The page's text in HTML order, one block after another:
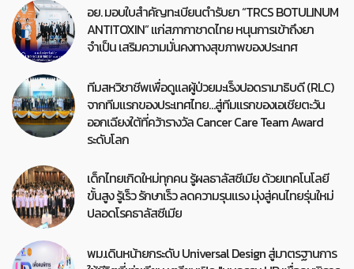
อย. มอบใบสำคัญทะเบียนตำรับยา “TRCS BOTULINUM
ANTITOXIN” แก่สภากาชาดไทย หนุนการเข้าถึงยา
จำเป็น เสริมความมั่นคงทางสุขภาพของประเทศ
ทีมสหวิชาชีพเพื่อดูแลผู้ป่วยมะเร็งปอดรามาธิบดี (RLC)
จากทีมแรกของประเทศไทย…สู่ทีมแรกของเอเชียตะวัน
ออกเฉียงใต้ที่คว้ารางวัล Cancer Care Team Award
ระดับโลก
เด็กไทยเกิดใหม่ทุกคน รู้ผลธาลัสซีเมีย ด้วยเทคโนโลยี
ขั้นสูง รู้เร็ว รักษาเร็ว ลดความรุนแรง มุ่งสู่คนไทยรุ่นใหม่
ปลอดโรคธาลัสซีเมีย
พม.เดินหน้ายกระดับ Universal Design สู่มาตรฐานการ